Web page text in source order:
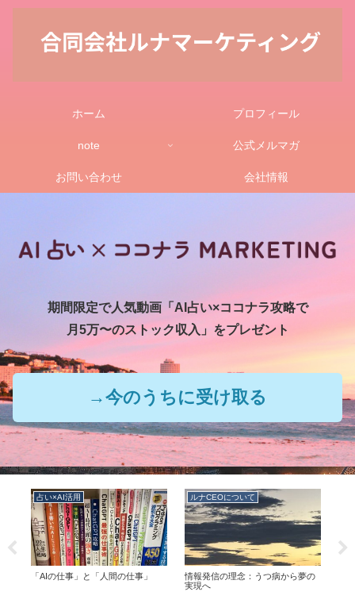
ホーム プロフィール
note 公式メルマガ
お問い合わせ 会社情報
期間限定で人気動画「AI占い×ココナラ攻略で
月5万〜のストック収入」をプレゼント
→今のうちに受け取る
占い×AI活用
「AIの仕事」と「人間の仕事」
ルナCEOについて
情報発信の理念：うつ病から夢の
実現へ